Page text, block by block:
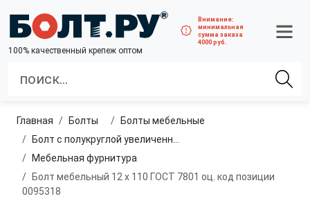
100% качественный крепеж оптом
Внимание:
минимальная
сумма заказа
4000 руб.
Главная болты
болты мебельные
Болт с полукруглой увеличенной головкой и усом класса точности C (мебельный)
Мебельная фурнитура
Болт мебельный 12 х 110 ГОСТ 7801 оц. код позиции
0095318